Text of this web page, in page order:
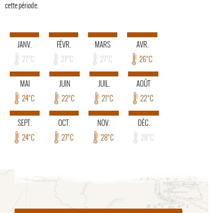
cette période.
JANV.
27°C
FÉVR.
27°C
MARS
27°C
AVR.
26°C
MAI
24°C
JUIN
22°C
JUIL.
21°C
AOÛT
22°C
SEPT.
24°C
OCT.
27°C
NOV.
28°C
DÉC.
28°C